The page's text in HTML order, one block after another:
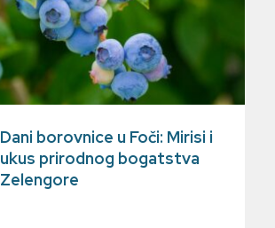
Dani borovnice u Foči: Mirisi i
ukus prirodnog bogatstva
Zelengore